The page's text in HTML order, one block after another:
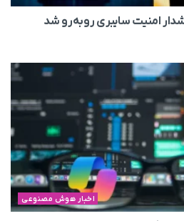
اخبار هوش مصنوعی